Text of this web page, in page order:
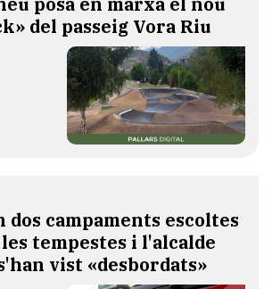
del passeig Vora Riu
dos campaments escoltes
tempestes i l'alcalde
vist «desbordats»